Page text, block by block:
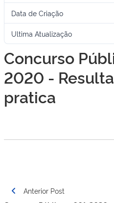
Data de Criação
Ultima Atualização
Concurso
2020 -
pratica
Navegação
Anterior Post